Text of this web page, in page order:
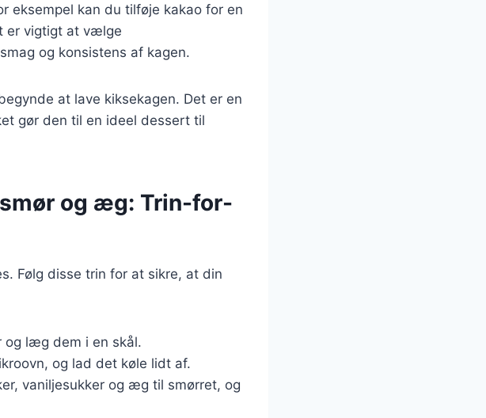
eksempel kan du tilføje kakao for en
er vigtigt at vælge
og konsistens af kagen.
at lave kiksekagen. Det er en
gør den til en ideel dessert til
og æg: Trin-for-
Følg disse trin for at sikre, at din
og læg dem i en skål.
og lad det køle lidt af.
vaniljesukker og æg til smørret, og